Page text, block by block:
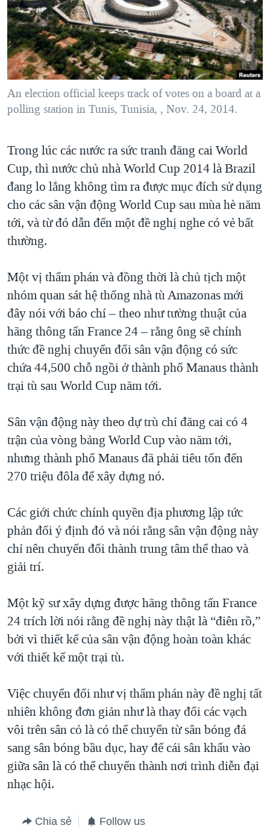
"Tìm"NGƯỜI VIỆT HẢI NGOẠI
ĐỜI SỐNG
KINH TẾ
KHOA HỌC
SỨC KHOẺ
GIÁO DỤC
TẠI
HÀNH TRÌNH BẦU CỬ 2024
MỘT NĂM CHIẾN TRANH TẠI DẢI GAZA
GIẢI MÃ VÀNH ĐAI & CON ĐƯỜNG
NGÀY TỊ NẠN THẾ GIỚI
TRỊNH VĨNH BÌNH - NGƯỜI HẠ 'BÊN THẮNG CUỘC'
CHI PHÍ CHIẾN TRANH AFGHANISTAN
CÁC GIÁ TRỊ CỘNG HÒA Ở VIỆT NAM
THƯỢNG ĐỈNH TRUMP-KIM TẠI VIỆT NAM
TRỊNH VĨNH BÌNH VS. CHÍNH PHỦ VIỆT NAM
NGƯ DÂN VIỆT VÀ LÀN SÓNG TRỘM HẢI SÂM
QUAN HỆ VIỆT MỸ
VIDEO
NGHE
MẠNG XÃ HỘI
An election official keeps track of votes on a board at a
polling station in Tunis, Tunisia, , Nov. 24, 2014.
Trong lúc các nước ra sức tranh đăng cai World
Cup, thì nước chủ nhà World Cup 2014 là Brazil
đang lo lắng không tìm ra được mục đích sử dụng
cho các sân vận động World Cup sau mùa hè năm
tới, và từ đó dẫn đến một đề nghị nghe có vẻ bất
thường.
Một vị thẩm phán và đồng thời là chủ tịch một
nhóm quan sát hệ thống nhà tù Amazonas mới
đây nói với báo chí – theo như tường thuật của
hãng thông tấn France 24 – rằng ông sẽ chính
thức đề nghị chuyển đổi sân vận động có sức
chứa 44,500 chỗ ngồi ở thành phố Manaus thành
trại tù sau World Cup năm tới.
Sân vận động này theo dự trù chỉ đăng cai có 4
trận của vòng bảng World Cup vào năm tới,
nhưng thành phố Manaus đã phải tiêu tốn đến
270 triệu đôla để xây dựng nó.
Các giới chức chính quyền địa phương lập tức
phản đối ý định đó và nói rằng sân vận động này
chỉ nên chuyển đổi thành trung tâm thể thao và
giải trí.
Một kỹ sư xây dựng được hãng thông tấn France
24 trích lời nói rằng đề nghị này thật là “điên rồ,”
bởi vì thiết kế của sân vận động hoàn toàn khác
với thiết kế một trại tù.
Việc chuyển đổi như vị thẩm phán này đề nghị tất
nhiên không đơn giản như là thay đổi các vạch
vôi trên sân cỏ là có thể chuyển từ sân bóng đá
sang sân bóng bầu dục, hay để cái sân khấu vào
giữa sân là có thể chuyển thành nơi trình diễn đại
nhạc hội.
Chia sẻ Follow us